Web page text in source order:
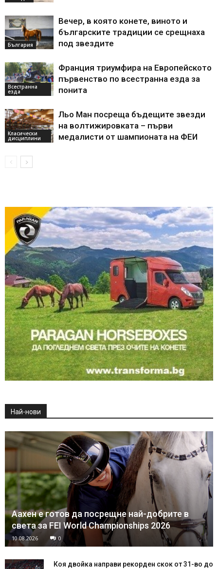
България
Вечер, в която конете, виното и
българските традиции се срещнаха
под звездите
Всестранна
езда
Франция триумфира на Европейското
първенство по всестранна езда за
понита
Класически
дисциплини
Льо Ман посреща бъдещите звезди
на волтижировката – първи
медалисти от шампионата на ФЕИ
Най-нови
Аахен е готов да посрещне най-добрите в
света за FEI World Championships 2026
10.08.2026 0
Коя двойка направи рекорден скок от 31-во до